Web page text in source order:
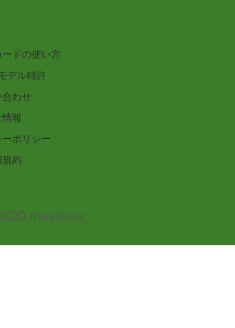
ドの使い方
デル特許
わせ
報
ポリシー
約
mevie.inc